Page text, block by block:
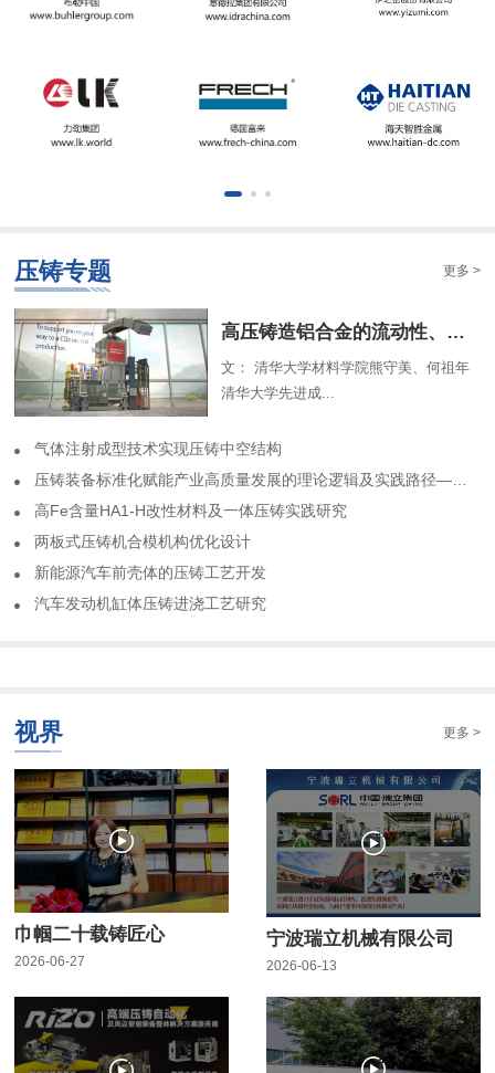
压铸专题 更多 >
​高压铸造铝合金的流动性、组织特征及解析模型（一）
文： 清华大学材料学院熊守美、何祖年
清华大学先进成...
气体注射成型技术实现压铸中空结构
​压铸装备标准化赋能产业高质量发展的理论逻辑及实践路径——基于力劲集团标准化实践历程的回顾
高Fe含量HA1-H改性材料及一体压铸实践研究
两板式压铸机合模机构优化设计
​新能源汽车前壳体的压铸工艺开发
​汽车发动机缸体压铸进浇工艺研究
视界 更多 >
巾帼二十载铸匠心
2026-06-27
宁波瑞立机械有限公司
2026-06-13